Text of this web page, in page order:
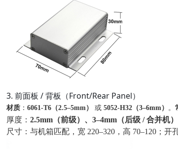
3. 前面板 / 背板（Front/Rear Panel）
材质 ： 6061‑T6（2.5–5mm） 或 5052‑H32（3–6mm） 。
厚度： 2.5mm（前级）、3–4mm（后级 / 合并机）
尺寸：与机箱匹配，宽 220–320，高 70–120；开